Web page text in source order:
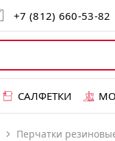
+7 (812) 660-53-82
САЛФЕТКИ
Перчатки